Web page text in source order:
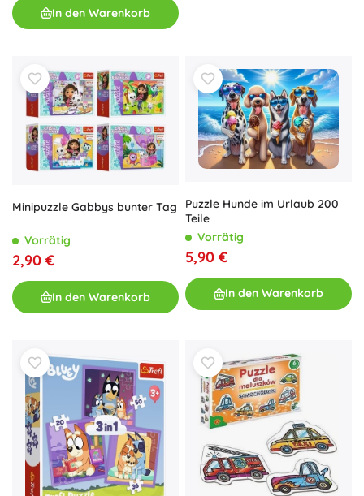
In den Warenkorb
Minipuzzle Gabbys bunter Tag
Vorrätig
2,90 €
In den Warenkorb
Puzzle Hunde im Urlaub 200
Teile
Vorrätig
5,90 €
In den Warenkorb